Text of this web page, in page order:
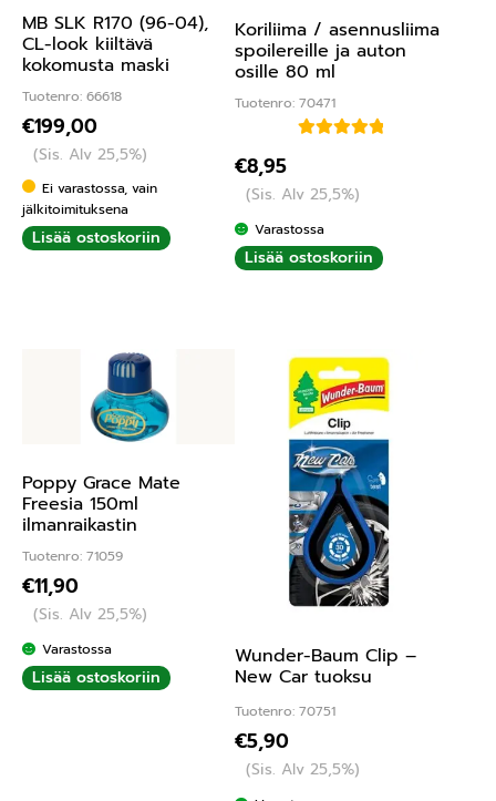
MB SLK R170 (96-04),
CL-look kiiltävä
kokomusta maski
Tuotenro: 66618
€199,00
(Sis. Alv 25,5%)
Ei varastossa, vain
jälkitoimituksena
Lisää ostoskoriin
Koriliima / asennusliima
spoilereille ja auton
osille 80 ml
Tuotenro: 70471
5.00/ 5
€8,95
(Sis. Alv 25,5%)
Varastossa
Lisää ostoskoriin
Poppy Grace Mate
Freesia 150ml
ilmanraikastin
Tuotenro: 71059
€11,90
(Sis. Alv 25,5%)
Varastossa
Lisää ostoskoriin
Wunder-Baum Clip –
New Car tuoksu
Tuotenro: 70751
€5,90
(Sis. Alv 25,5%)